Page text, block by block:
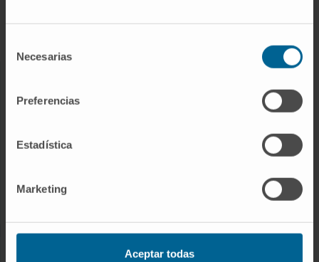
Necesarias
Preferencias
Estadística
Marketing
Aceptar todas